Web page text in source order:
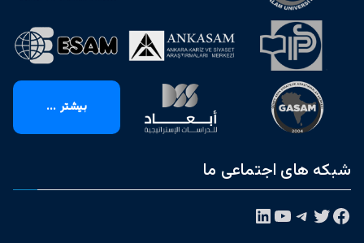
بیشتر ...
شبکه های اجتماعی ما
فیس‌بوکتوییتر تلگرام یوتیوبلینکداین